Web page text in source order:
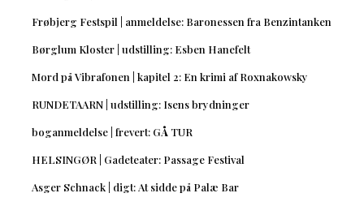
Frøbjerg Festspil | anmeldelse: Baronessen fra Benzintanken
Børglum Kloster | udstilling: Esben Hanefelt
Mord på Vibrafonen | kapitel 2: En krimi af Roxnakowsky
RUNDETAARN | udstilling: Isens brydninger
boganmeldelse | frevert: GÅ TUR
HELSINGØR | Gadeteater: Passage Festival
Asger Schnack | digt: At sidde på Palæ Bar